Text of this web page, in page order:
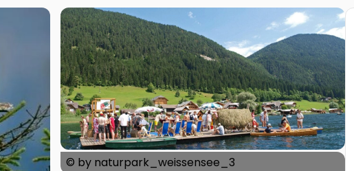
© by naturpark_weissensee_3